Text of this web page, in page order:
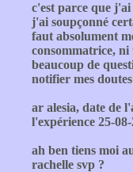
c'est parce que
j'ai soupçonné
faut absolument
consommatrice, ni
beaucoup de
notifier mes
ar alesia, date de
l'expérience 25-
ah ben tiens moi
rachelle svp ?